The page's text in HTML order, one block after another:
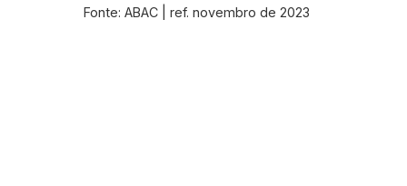
Fonte: ABAC | ref. novembro de 2023